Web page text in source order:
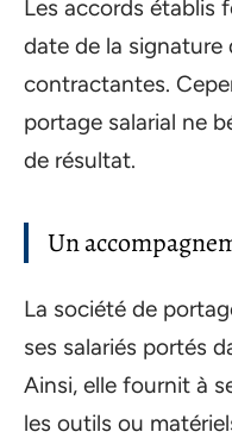
Les accords établis
date de la signature
contractantes.
portage salarial ne
de résultat. ‍
Un
La société de
ses salariés portés
Ainsi, elle fournit à
les outils ou